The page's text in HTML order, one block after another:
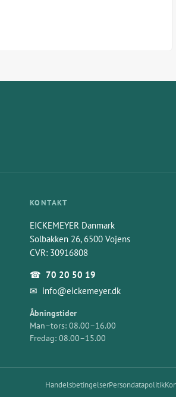
KONTAKT
EICKEMEYER Danmark
Solbakken 26, 6500 Vojens
CVR: 30916808
☎ 70 20 50 19
✉ info@eickemeyer.dk
Åbningstider
Man–tors: 08.00–16.00
Fredag: 08.00–15.00
HandelsbetingelserPersondatapolitik